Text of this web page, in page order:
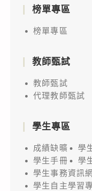
榜單專區
榜單專區
教師甄試
教師甄試
代理教師甄試
學生專區
成績缺曠
學
學生手冊
學
學生事務資訊網
學生自主學習